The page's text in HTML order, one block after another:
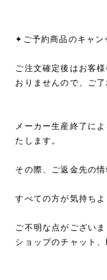
✦ご予約商品のキャン
ご注文確定後はお客
おりませんので、ご了
メーカー生産終了に
たします。
その際、ご返金先の
すべての方が気持ち
ご不明な点がございま
ショップのチャット